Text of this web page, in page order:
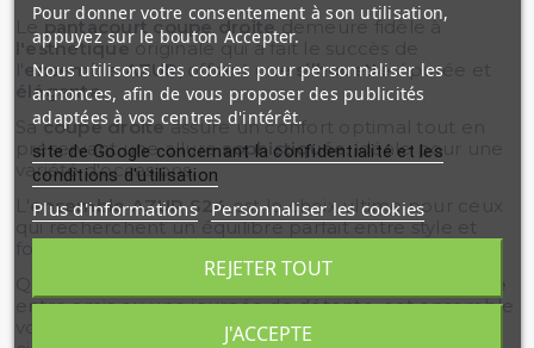
pantacourt coupe droitedemeure fidèle à
l'esthétique originale qui a fait le succès de
ensemble AZUR, offrant une silhouetteépurée et
élégante.
Sacoupe droiteassure un confort optimal tout en
préservant une alluresophistiquée, idéale pour une
variété d'occasions.
ensemble AZUR S24est le choix ultime pour ceux
qui recherchent un équilibre parfait entre style et
Que ce soit pour une journée en
entre amis ou une journée de détente, cet ensemble
vous assure une allure impeccable en toutes
Pour donner votre consentement à son utilisation,
appuyez sur le bouton Accepter.
Nous utilisons des cookies pour personnaliser les
annonces, afin de vous proposer des publicités
adaptées à vos centres d'intérêt.
site de Google concernant la confidentialité et les
conditions d'utilisation
Plus d'informations Personnaliser les cookies
REJETER TOUT
J'ACCEPTE